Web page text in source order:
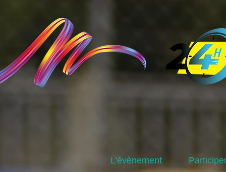
L'évènement